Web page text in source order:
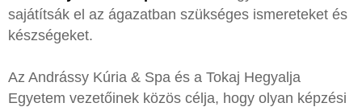
sajátítsák el az ágazatban szükséges ismereteket és
készségeket.
Az Andrássy Kúria & Spa és a Tokaj Hegyalja
Egyetem vezetőinek közös célja, hogy olyan képzési